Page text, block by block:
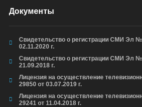
Документы
Свидетельство о регистрации СМИ Эл
02.11.2020 г.
Свидетельство о регистрации СМИ Эл
21.09.2018 г.
Лицензия на осуществление
29850 от 03.07.2019 г.
Лицензия на осуществление
29241 от 11.04.2018 г.